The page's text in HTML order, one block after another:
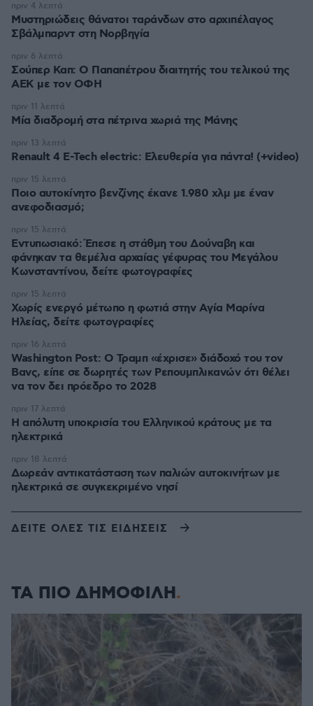
Μυστηριώδεις θάνατοι ταράνδων στο αρχιπέλαγος
Σβάλμπαρντ στη Νορβηγία
πριν 4 λεπτά
Σούπερ Καπ: Ο Παπαπέτρου διαιτητής του τελικού της
ΑΕΚ με τον ΟΦΗ
πριν 6 λεπτά
Μία διαδρομή στα πέτρινα χωριά της Μάνης
πριν 11 λεπτά
Renault 4 E-Tech electric: Ελευθερία για πάντα! (+video)
πριν 13 λεπτά
Ποιο αυτοκίνητο βενζίνης έκανε 1.980 χλμ με έναν
ανεφοδιασμό;
πριν 15 λεπτά
Εντυπωσιακό: Έπεσε η στάθμη του Δούναβη και
φάνηκαν τα θεμέλια αρχαίας γέφυρας του Μεγάλου
Κωνσταντίνου, δείτε φωτογραφίες
πριν 15 λεπτά
Χωρίς ενεργό μέτωπο η φωτιά στην Aγία Μαρίνα
Ηλείας, δείτε φωτογραφίες
πριν 15 λεπτά
Washington Post: Ο Τραμπ «έχρισε» διάδοχό του τον
Βανς, είπε σε δωρητές των Ρεπουμπλικανών ότι θέλει
να τον δει πρόεδρο το 2028
πριν 16 λεπτά
Η απόλυτη υποκρισία του Ελληνικού κράτους με τα
ηλεκτρικά
πριν 17 λεπτά
Δωρεάν αντικατάσταση των παλιών αυτοκινήτων με
ηλεκτρικά σε συγκεκριμένο νησί
πριν 18 λεπτά
ΔΕΙΤΕ ΟΛΕΣ ΤΙΣ ΕΙΔΗΣΕΙΣ
ΤΑ ΠΙΟ ΔΗΜΟΦΙΛΗ